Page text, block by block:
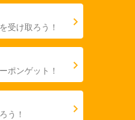
受け取ろう！
ポンゲット！
う！